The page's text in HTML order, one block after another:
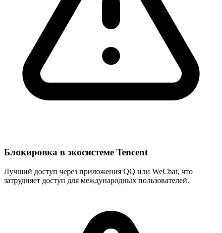
Блокировка в экосистеме Tencent
Лучший доступ через приложения QQ или WeChat, что
затрудняет доступ для международных пользователей.